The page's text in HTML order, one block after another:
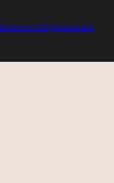
mentions légalescookies